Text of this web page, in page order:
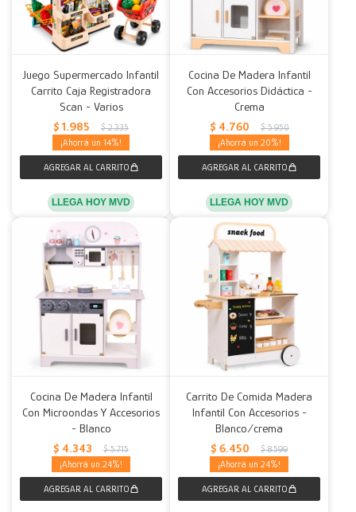
Juego Supermercado Infantil
Carrito Caja Registradora
Scan - Varios
$ 1.985 $ 2.335
14
LLEGA HOY MVD
Cocina De Madera Infantil
Con Accesorios Didáctica -
Crema
$ 4.760 $ 5.950
20
LLEGA HOY MVD
Cocina De Madera Infantil
Con Microondas Y Accesorios
- Blanco
$ 4.343 $ 5.715
24
Carrito De Comida Madera
Infantil Con Accesorios -
Blanco/crema
$ 6.450 $ 8.599
24